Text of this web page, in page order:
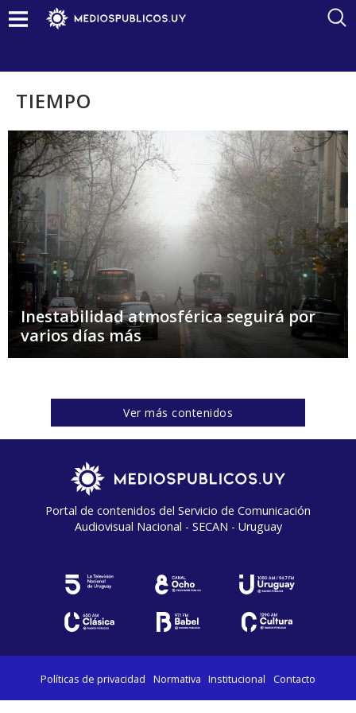
TIEMPO
Inestabilidad atmosférica seguirá por
varios días más
Ver más contenidos
Portal de contenidos del Servicio de Comunicación
Audiovisual Nacional - SECAN - Uruguay
Políticas de privacidad Normativa Institucional Contacto